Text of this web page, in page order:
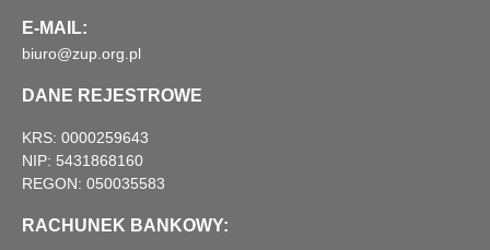
E-MAIL:
biuro@zup.org.pl
DANE REJESTROWE
KRS: 0000259643
NIP: 5431868160
REGON: 050035583
RACHUNEK BANKOWY: